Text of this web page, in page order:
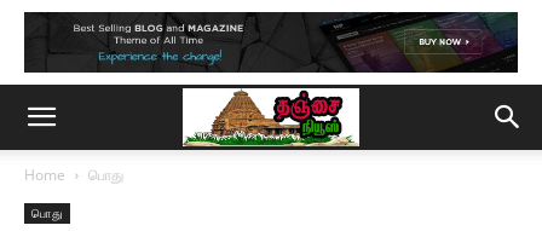
Home பொது
பொது